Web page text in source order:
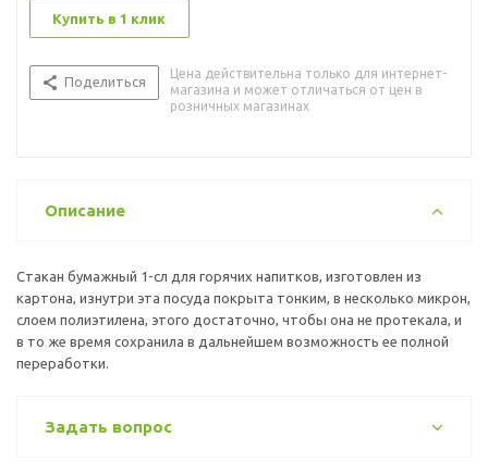
Купить в 1 клик
Поделиться
Цена действительна только для интернет-
магазина и может отличаться от цен в
розничных магазинах
Описание
Стакан бумажный 1-сл для горячих напитков, изготовлен из
картона, изнутри эта посуда покрыта тонким, в несколько микрон,
слоем полиэтилена, этого достаточно, чтобы она не протекала, и
в то же время сохранила в дальнейшем возможность ее полной
переработки.
Задать вопрос